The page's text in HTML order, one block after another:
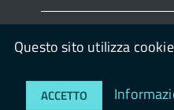
© 2026 Unione
Questo sito utilizza
ACCETTO